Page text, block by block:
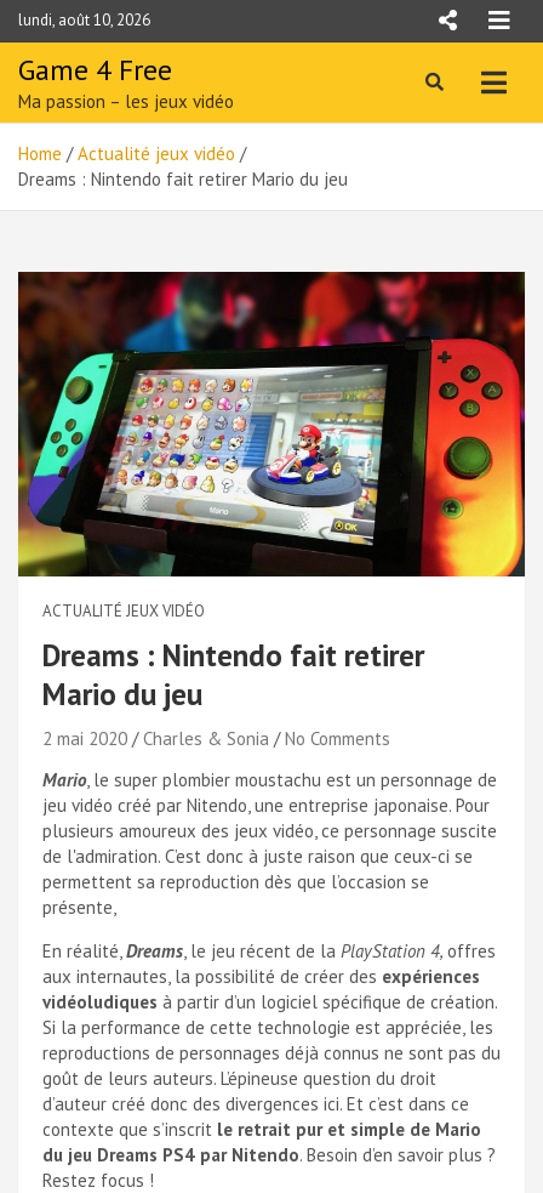
Skip
to
content
lundi, août 10, 2026
Game 4 Free
Ma passion – les jeux vidéo
Home
Actualité jeux vidéo
Dreams : Nintendo fait retirer Mario du jeu
ACTUALITÉ JEUX VIDÉO
Dreams : Nintendo fait retirer
Mario du jeu
2 mai 2020 Charles & Sonia
No Comments
Mario, le super plombier moustachu est un personnage de
jeu vidéo créé par Nitendo, une entreprise japonaise. Pour
plusieurs amoureux des jeux vidéo, ce personnage suscite
de l'admiration. C’est donc à juste raison que ceux-ci se
permettent sa reproduction dès que l’occasion se
présente,
En réalité, Dreams , le jeu récent de la PlayStation 4, offres
aux internautes, la possibilité de créer des expériences
vidéoludiques à partir d’un logiciel spécifique de création.
Si la performance de cette technologie est appréciée, les
reproductions de personnages déjà connus ne sont pas du
goût de leurs auteurs. L’épineuse question du droit
d’auteur créé donc des divergences ici. Et c’est dans ce
contexte que s’inscrit le retrait pur et simple de Mario
du jeu Dreams PS4 par Nitendo. Besoin d’en savoir plus ?
Restez focus !